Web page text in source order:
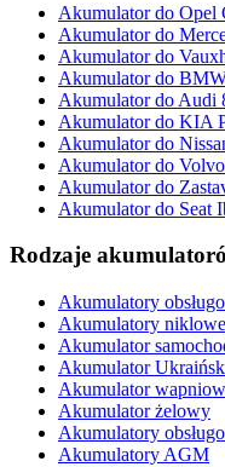
Akumulator do Opel
Akumulator do
Akumulator do
Akumulator do
Akumulator do
Akumulator do KIA
Akumulator do
Akumulator do
Akumulator do
Akumulator do Seat
Rodzaje
Akumulatory
Akumulatory
Akumulator
Akumulator
Akumulator
Akumulator żelowy
Akumulatory
Akumulatory AGM